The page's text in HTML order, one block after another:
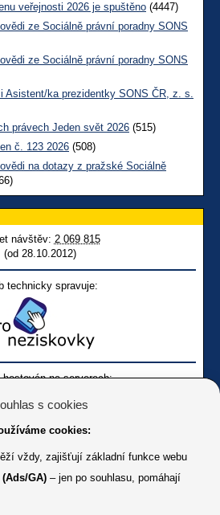
veřejnosti 2026 je spuštěno (4447)
ze Sociálně právní poradny SONS
ze Sociálně právní poradny SONS
Asistent/ka prezidentky SONS ČR, z. s.
právech Jeden svět 2026 (515)
č. 123 2026 (508)
na dotazy z pražské Sociálně
návštěv: 2 069 815
(od 28.10.2012)
technicky spravuje:
hostován na serverech:
s cookies
cookies:
vždy, zajišťují základní funkce webu
GA) – jen po souhlasu, pomáhají